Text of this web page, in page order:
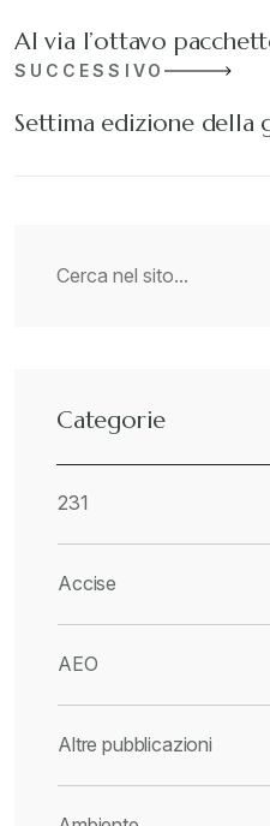
Al via l’ottavo
SUCCESSIVO
Settima edizione della
Categorie
231
Accise
AEO
Altre pubblicazioni